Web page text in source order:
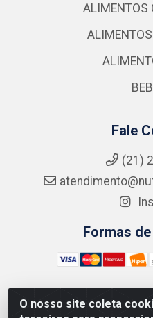
O nosso site coleta
ALIMENTOS
Fale
(21)
Formas
NUTRY MAX COMÉRCIO